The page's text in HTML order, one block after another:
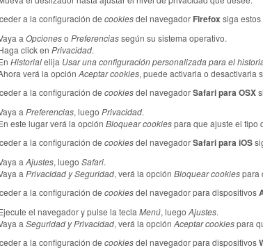
a la configuración de cookiesdel navegador Firefox siga
a Opcioneso Preferenciassegún su sistema operativo.
click en Privacidad.
Historialelija Usar una configuración personalizada para el
verá la opción Aceptar cookies, puede activarla o desactivarla
a la configuración de cookiesdel navegadorSafari para OSX
a Preferencias, luego Privacidad.
este lugar verá la opción Bloquear cookiespara que ajuste el tipo
a la configuración de cookiesdel navegadorSafari para iOS
a Ajustes, luego Safari.
a Privacidad y Seguridad, verá la opción Bloquear cookiespara
a la configuración de cookiesdel navegador para dispositivos
el navegador y pulse la tecla Menú, luego Ajustes.
a Seguridad y Privacidad, verá la opción Aceptar cookiespara
a la configuración de cookiesdel navegador para dispositivos